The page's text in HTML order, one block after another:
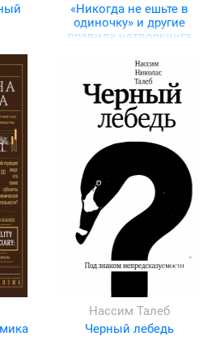
«Никогда не ешьте в
одиночку» и другие
правила нетворкинга
Нассим Талеб
Черный лебедь